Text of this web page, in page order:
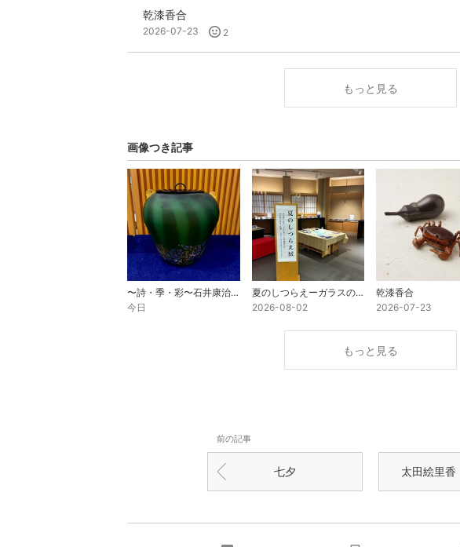
乾漆香合
2026-07-23 2
もっと見る
画像つき記事
〜詩・季・彩〜石井康治ガラス作品展
今日
夏のしつらえーガラスの器と茶の道具ー
2026-08-02
乾漆香合
2026-07-23
もっと見る
前の記事
七夕 太田絵里